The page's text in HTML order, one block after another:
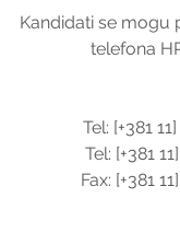
Kandidati se mogu
telefona
Tel: [+381
Tel: [+381
Fax: [+381